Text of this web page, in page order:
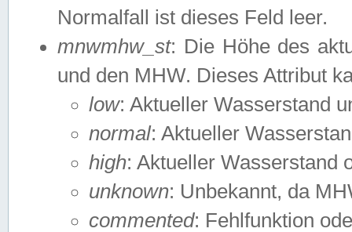
Normalfall ist dieses Feld leer.
mnwmhw_st: Die Höhe des
und den MHW. Dieses Attribut
low: Aktueller Wasserstand
normal: Aktueller
high: Aktueller Wasserstand
unknown: Unbekannt, da
commented: Fehlfunktion